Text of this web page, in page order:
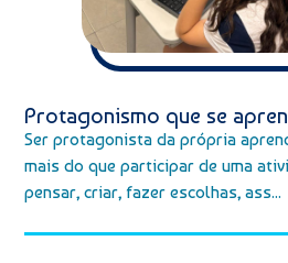
Protagonismo que se
Ser protagonista da própria
mais do que participar de uma
pensar, criar, fazer escolhas, ass...